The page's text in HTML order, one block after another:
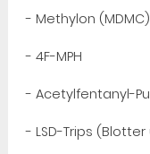
- Methylon (MDMC)
- 4F-MPH
- Acetylfentanyl-
- LSD-Trips